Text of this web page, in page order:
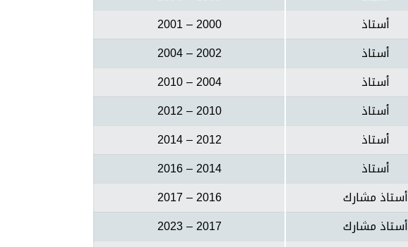
أستاذ
2000 – 2001
أستاذ
2002 – 2004
أستاذ
2004 – 2010
أستاذ
2010 – 2012
أستاذ
2012 – 2014
أستاذ
2014 – 2016
أستاذ مشارك
2016 – 2017
أستاذ مشارك
2017 – 2023